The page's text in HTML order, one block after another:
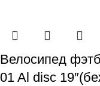
Велосипед
01 Al disc